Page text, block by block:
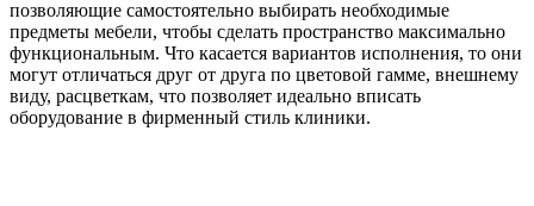
позволяющие самостоятельно выбирать необходимые
предметы мебели, чтобы сделать пространство максимально
функциональным. Что касается вариантов исполнения, то они
могут отличаться друг от друга по цветовой гамме, внешнему
виду, расцветкам, что позволяет идеально вписать
оборудование в фирменный стиль клиники.